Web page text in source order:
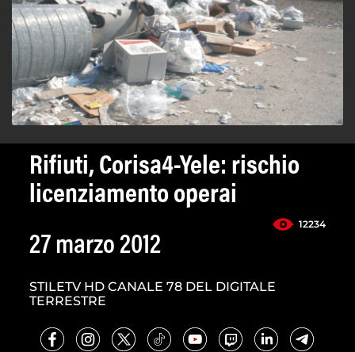
Rifiuti, Corisa4-Yele: rischio
licenziamento operai
12234
27 marzo 2012
STILETV HD CANALE 78 DEL DIGITALE
TERRESTRE